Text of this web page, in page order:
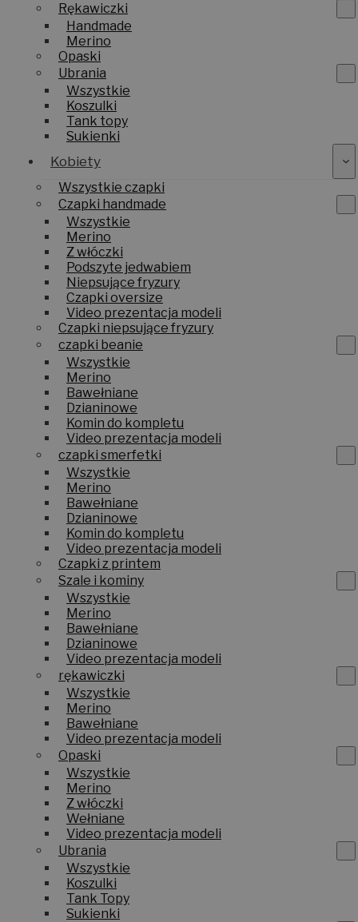
Rękawiczki
Handmade
Merino
Opaski
Ubrania
Wszystkie
Koszulki
Tank topy
Sukienki
Kobiety
Wszystkie czapki
Czapki handmade
Wszystkie
Merino
Z włóczki
Podszyte jedwabiem
Niepsujące fryzury
Czapki oversize
Video prezentacja modeli
Czapki niepsujące fryzury
czapki beanie
Wszystkie
Merino
Bawełniane
Dzianinowe
Komin do kompletu
Video prezentacja modeli
czapki smerfetki
Wszystkie
Merino
Bawełniane
Dzianinowe
Komin do kompletu
Video prezentacja modeli
Czapki z printem
Szale i kominy
Wszystkie
Merino
Bawełniane
Dzianinowe
Video prezentacja modeli
rękawiczki
Wszystkie
Merino
Bawełniane
Video prezentacja modeli
Opaski
Wszystkie
Merino
Z włóczki
Wełniane
Video prezentacja modeli
Ubrania
Wszystkie
Koszulki
Tank Topy
Sukienki